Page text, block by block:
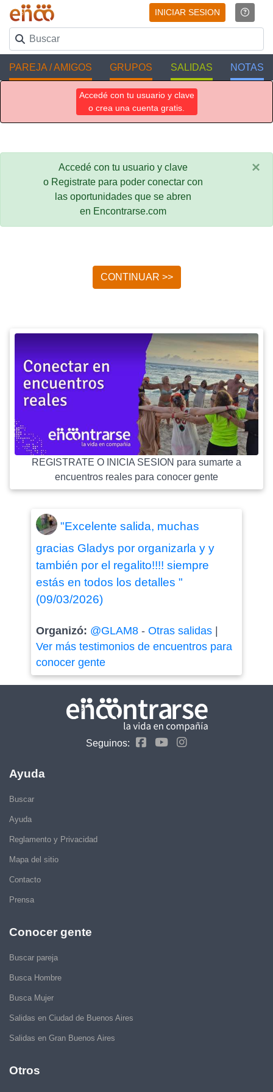
INICIAR SESION
PAREJA / AMIGOS GRUPOS SALIDAS NOTAS
Accedé con tu usuario y clave
o crea una cuenta gratis.
Accedé con tu usuario y clave
o Registrate para poder conectar con
las oportunidades que se abren
en Encontrarse.com
×
CONTINUAR >>
REGISTRATE O INICIA SESION para sumarte a
encuentros reales para conocer gente
"Excelente salida, muchas
gracias Gladys por organizarla y y
también por el regalito!!!! siempre
estás en todos los detalles "
(09/03/2026)
Organizó: @GLAM8- Otras salidas|
Ver más testimonios de encuentros para
conocer gente
Seguinos:
Ayuda
Buscar
Ayuda
Reglamento y Privacidad
Mapa del sitio
Contacto
Prensa
Conocer gente
Buscar pareja
Busca Hombre
Busca Mujer
Salidas en Ciudad de Buenos Aires
Salidas en Gran Buenos Aires
Otros